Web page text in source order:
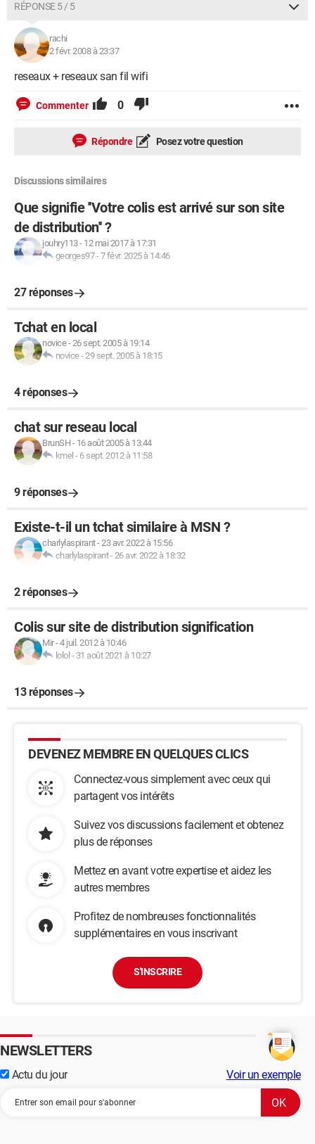
RÉPONSE 5 / 5
rachi
2 févr. 2008 à 23:37
reseaux + reseaux san fil wifi
Commenter 0
Répondre Posez votre question
Discussions similaires
Que signifie ''Votre colis est arrivé sur son site
de distribution'' ?
jouhry113- 12 mai 2017 à 17:31
georges97-7 févr. 2025 à 14:46
27 réponses
Tchat en local
novice-26 sept. 2005 à 19:14
novice-29 sept. 2005 à 18:15
4 réponses
chat sur reseau local
BrunSH - 16 août 2005 à 13:44
kmel - 6 sept. 2012 à 11:58
9 réponses
Existe-t-il un tchat similaire à MSN ?
charlylaspirant-23 avr. 2022 à 15:56
charlylaspirant-26 avr. 2022 à 18:32
2 réponses
Colis sur site de distribution signification
Mir-4 juil. 2012 à 10:46
lolol - 31 août 2021 à 10:27
13 réponses
DEVENEZ MEMBRE EN QUELQUES CLICS
Connectez-vous simplement avec ceux qui
partagent vos intérêts
Suivez vos discussions facilement et obtenez
plus de réponses
Mettez en avant votre expertise et aidez les
autres membres
Profitez de nombreuses fonctionnalités
supplémentaires en vous inscrivant
S'INSCRIRE
NEWSLETTERS
Actu du jour Voir un exemple